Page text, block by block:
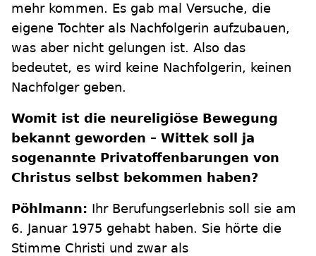
mehr kommen. Es gab mal Versuche, die
eigene Tochter als Nachfolgerin aufzubauen,
was aber nicht gelungen ist. Also das
bedeutet, es wird keine Nachfolgerin, keinen
Nachfolger geben.
Womit ist die neureligiöse Bewegung
bekannt geworden – Wittek soll ja
sogenannte Privatoffenbarungen von
Christus selbst bekommen haben?
Pöhlmann: Ihr Berufungserlebnis soll sie am
6. Januar 1975 gehabt haben. Sie hörte die
Stimme Christi und zwar als